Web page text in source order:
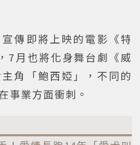
傳即將上映的電影《特
7月也將化身舞台劇《威
角「鮑西婭」，不同的
事業方面衝刺。